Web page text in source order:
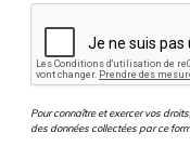
Pour connaître et exercer vos
des données collectées par ce